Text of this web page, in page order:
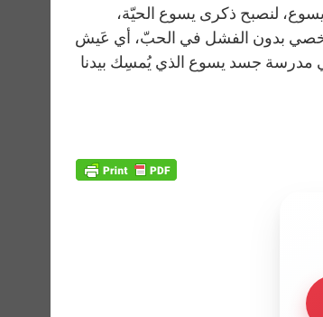
لنصبح ذكرى يسوع الحيّة،
بدون الفشل في الحبّ، أي عَيش
هي مدرسة جسد يسوع الذي يُمسِك بيدنا